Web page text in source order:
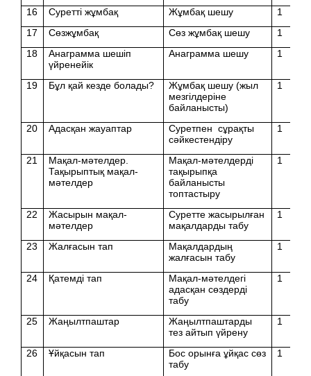
16
Суретті жұмбақ Жұмбақ шешу
1
17
Сөзжұмбақ Сөз жұмбақ шешу
1
18
Анаграмма шешіп
үйренейік
Анаграмма шешу 1
19 Бұл қай кезде болады?
Жұмбақ шешу (жыл
мезгілдеріне
байланысты)
1
20 Адасқан жауаптар
Суретпен сұрақты
сәйкестендіру
1
21
Мақал-мәтелдер.
Тақырыптық мақал-
мәтелдер
Мақал-мәтелдерді
тақырыпқа
байланысты
топтастыру
1
22
Жасырын мақал-
мәтелдер
Суретте жасырылған
мақалдарды табу
1
23 Жалғасын тап
Мақалдардың
жалғасын табу
1
24 Қатемді тап
Мақал-мәтелдегі
адасқан сөздерді
табу
1
25 Жаңылтпаштар
Жаңылтпаштарды
тез айтып үйрену
1
26 Ұйқасын тап
Бос орынға ұйқас сөз
табу
1